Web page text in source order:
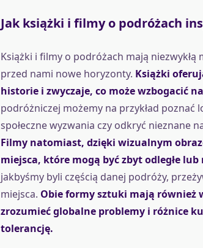
Jak książki i filmy o podróżach
Książki i filmy o podróżach mają
przed nami nowe horyzonty. Książki
historie i zwyczaje, co może wzbogacić
podróżniczej możemy na przykład
społeczne wyzwania czy odkryć nieznane
Filmy natomiast, dzięki wizualnym
miejsca, które mogą być zbyt odległe
jakbyśmy byli częścią danej podróży,
miejsca. Obie formy sztuki mają również
zrozumieć globalne problemy i różnice
tolerancję.